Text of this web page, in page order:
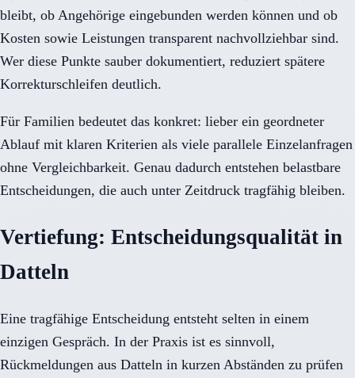
bleibt, ob Angehörige eingebunden werden können und ob
Kosten sowie Leistungen transparent nachvollziehbar sind.
Wer diese Punkte sauber dokumentiert, reduziert spätere
Korrekturschleifen deutlich.
Für Familien bedeutet das konkret: lieber ein geordneter
Ablauf mit klaren Kriterien als viele parallele Einzelanfragen
ohne Vergleichbarkeit. Genau dadurch entstehen belastbare
Entscheidungen, die auch unter Zeitdruck tragfähig bleiben.
Vertiefung: Entscheidungsqualität in
Datteln
Eine tragfähige Entscheidung entsteht selten in einem
einzigen Gespräch. In der Praxis ist es sinnvoll,
Rückmeldungen aus Datteln in kurzen Abständen zu prüfen